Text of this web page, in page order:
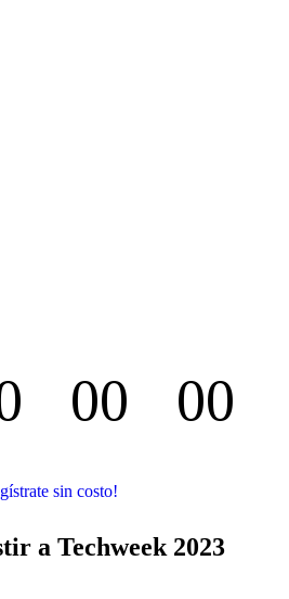
00 00
sin costo!
a Techweek 2023